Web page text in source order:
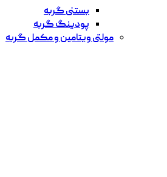
بستنی گربه
پودینگ گربه
مولتی ویتامین و مکمل گربه